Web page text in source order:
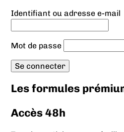
Identifiant ou adresse e-mail
Mot de passe
Les formules
Accès 48h